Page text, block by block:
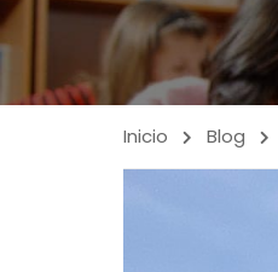
Inicio Blog